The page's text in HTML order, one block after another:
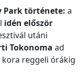
Park története: a
idén először
utáni
Tokonoma ad
kora reggeli órákig